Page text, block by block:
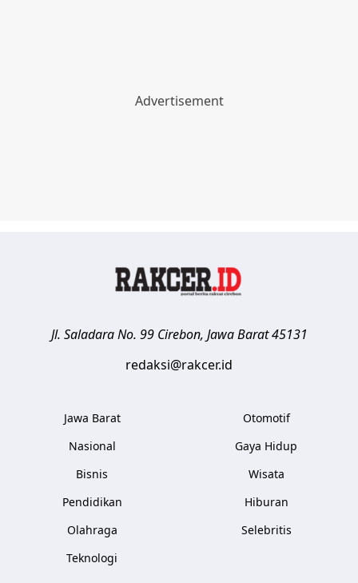
Jl. Saladara No. 99 Cirebon, Jawa Barat 45131
redaksi@rakcer.id
Jawa Barat
Nasional
Bisnis
Pendidikan
Olahraga
Teknologi
Otomotif
Gaya Hidup
Wisata
Hiburan
Selebritis